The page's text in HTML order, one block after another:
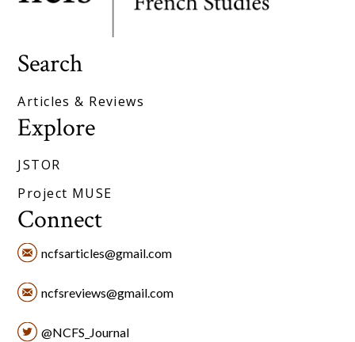
Search
Articles & Reviews
Explore
JSTOR
Project MUSE
Connect
ncfsarticles@gmail.com
ncfsreviews@gmail.com
@NCFS_Journal